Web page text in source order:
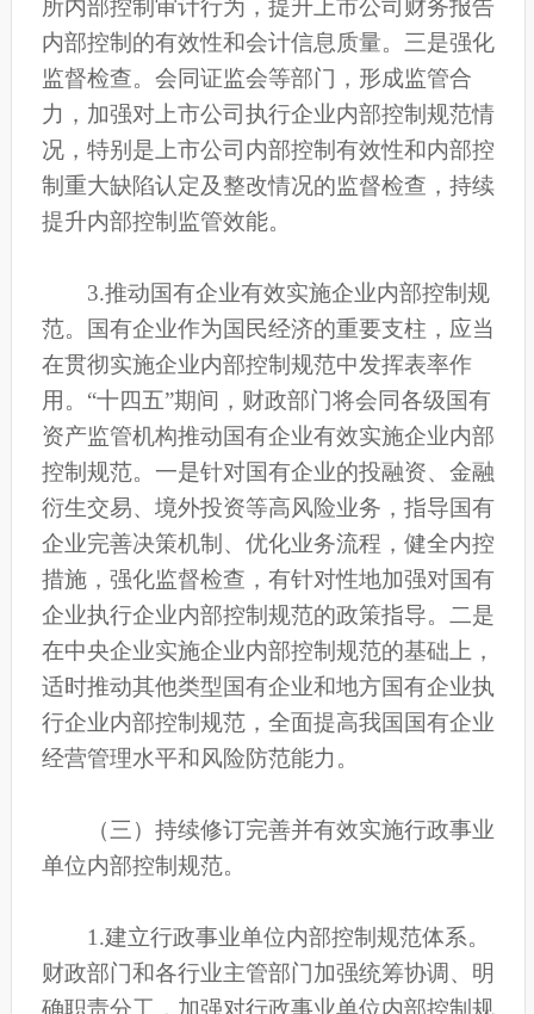
所内部控制审计行为，提升上市公司财务报告
内部控制的有效性和会计信息质量。三是强化
监督检查。会同证监会等部门，形成监管合
力，加强对上市公司执行企业内部控制规范情
况，特别是上市公司内部控制有效性和内部控
制重大缺陷认定及整改情况的监督检查，持续
提升内部控制监管效能。
3.推动国有企业有效实施企业内部控制规
范。国有企业作为国民经济的重要支柱，应当
在贯彻实施企业内部控制规范中发挥表率作
用。“十四五”期间，财政部门将会同各级国有
资产监管机构推动国有企业有效实施企业内部
控制规范。一是针对国有企业的投融资、金融
衍生交易、境外投资等高风险业务，指导国有
企业完善决策机制、优化业务流程，健全内控
措施，强化监督检查，有针对性地加强对国有
企业执行企业内部控制规范的政策指导。二是
在中央企业实施企业内部控制规范的基础上，
适时推动其他类型国有企业和地方国有企业执
行企业内部控制规范，全面提高我国国有企业
经营管理水平和风险防范能力。
（三）持续修订完善并有效实施行政事业
单位内部控制规范。
1.建立行政事业单位内部控制规范体系。
财政部门和各行业主管部门加强统筹协调、明